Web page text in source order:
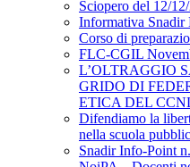
Sciopero del 12/
Informativa Snadir
Corso di
FLC-CGIL
L’OLTRAGGIO
GRIDO DI
ETICA DEL
Difendiamo la
nella scuola
Snadir Info-Point